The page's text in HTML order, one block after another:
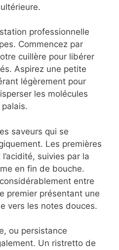
professionnelle
Commencez par
cuillère pour libérer
Aspirez une petite
légèrement pour
les molécules
saveurs qui se
Les premières
suivies par la
en fin de bouche.
entre
premier présentant une
vers les notes douces.
ou persistance
Un ristretto de